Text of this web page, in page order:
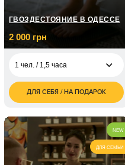
ГВОЗДЕСТОЯНИЕ В ОДЕССЕ
2 000 грн
1 чел. / 1,5 часа
2 000
грн
2 чел. / 1,5 часа
4 000
грн
ДЛЯ СЕБЯ / НА ПОДАРОК
NEW
ДЛЯ СЕМЬИ